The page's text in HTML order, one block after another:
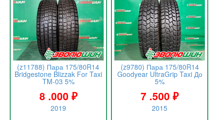
(z11788) Пара 175/80R14
Bridgestone Blizzak For Taxi
TM-03 5%
8 .000 ₽
2019
(z9780) Пара 175/80R14
Goodyear UltraGrip Taxi До
5%
7 .500₽
2015